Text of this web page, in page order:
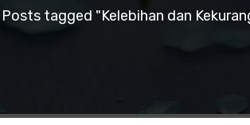
Posts tagged "Kelebihan dan